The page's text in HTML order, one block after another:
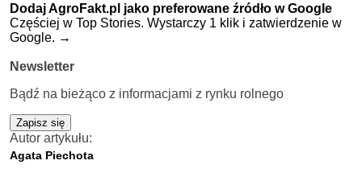
Dodaj AgroFakt.pl jako preferowane źródło w Google
Częściej w Top Stories. Wystarczy 1 klik i zatwierdzenie w
Google. →
Newsletter
Bądź na bieżąco z informacjami z rynku rolnego
Zapisz się
Autor artykułu:
Agata Piechota